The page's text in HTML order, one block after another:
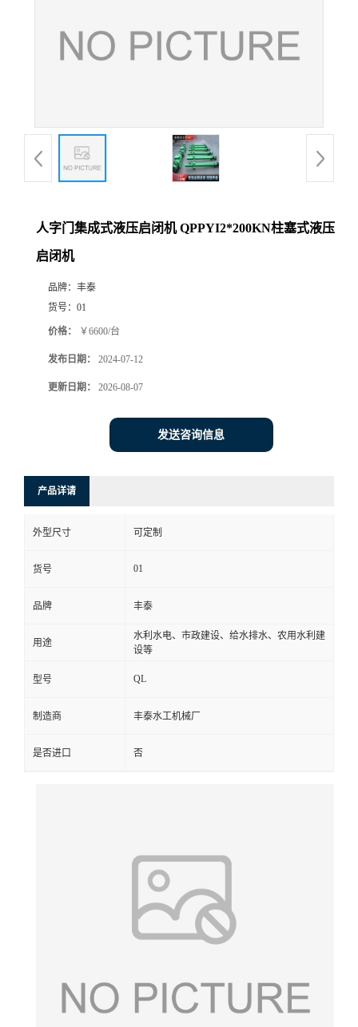
人字门集成式液压启闭机 QPPYI2*200KN柱塞式液压
启闭机
品牌： 丰泰
货号： 01
价格： ￥6600/台
发布日期： 2024-07-12
更新日期： 2026-08-07
发送咨询信息
产品详请
外型尺寸 可定制
货号 01
品牌 丰泰
用途
水利水电、市政建设、给水排水、农用水利建
设等
型号 QL
制造商 丰泰水工机械厂
是否进口 否